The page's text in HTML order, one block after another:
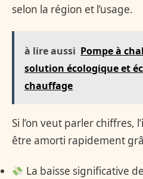
selon la région et l’usage.
à lire aussi Pompe à
solution écologique et
chauffage
Si l’on veut parler chiffres,
être amorti rapidement
La baisse significative